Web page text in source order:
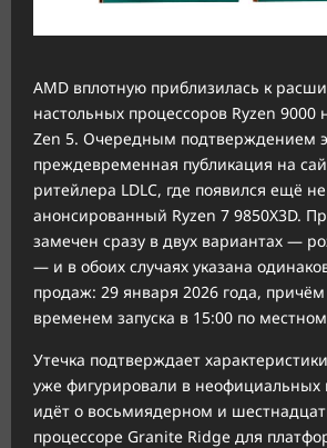
AMD вплотную приблизилась к
настольных процессоров Ryzen 9000
Zen 5. Очередным подтверждением
преждевременная публикация на
ритейлера LDLC, где появился ещё не
анонсированный Ryzen 7 9850X3D.
замечен сразу в двух вариантах —
— и в обоих случаях указана
продаж: 29 января 2026 года,
временем запуска в 15:00 по
Утечка подтверждает
уже фигурировали в неофициальных
идёт о восьмиядерном и
процессоре Granite Ridge для